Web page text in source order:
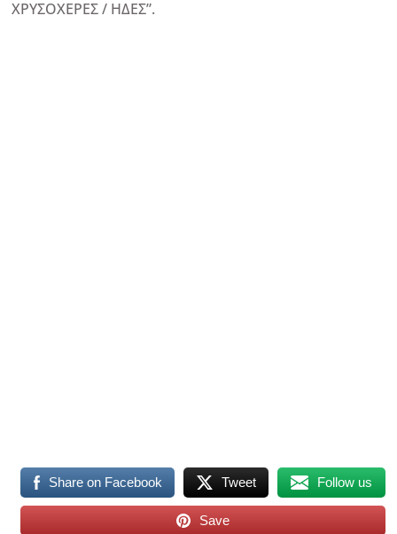
ΧΡΥΣΟΧΕΡΕΣ / ΗΔΕΣ”.
Share on Facebook Tweet Follow us
Save